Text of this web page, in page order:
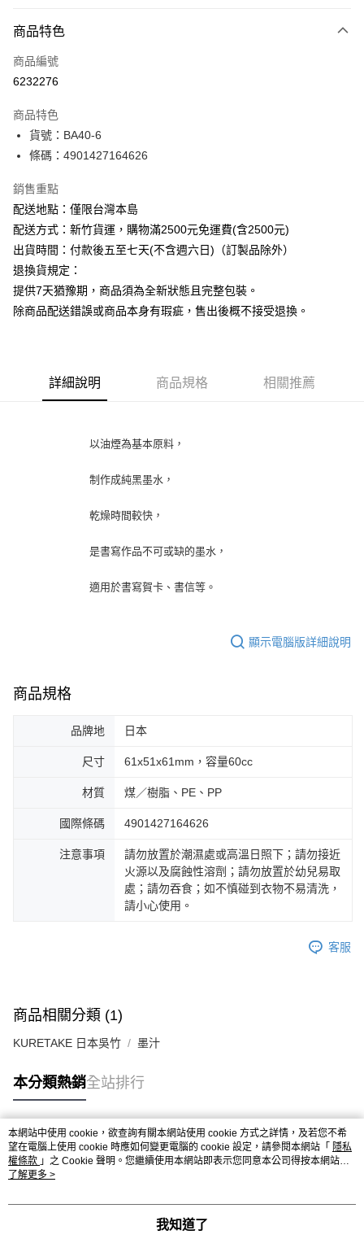
信用卡一次付款
Apple Pay
悠遊付
ATM付款
運送方式
下單前請先詢問庫存
每筆NT$130，滿NT$2,500(含以上)免運費
商品特色
商品編號
6232276
商品特色
貨號：BA40-6
條碼：4901427164626
銷售重點
配送地點：僅限台灣本島
配送方式：新竹貨運，購物滿2500元免運費(含2500元)
出貨時間：付款後五至七天(不含週六日)（訂製品除外）
退換貨規定：
提供7天猶豫期，商品須為全新狀態且完整包裝。
除商品配送錯誤或商品本身有瑕疵，售出後概不接受退換。
詳細說明 商品規格 相關推薦
以油煙為基本原料，
制作成純黑墨水，
乾燥時間較快，
是書寫作品不可或缺的墨水，
適用於書寫賀卡、書信等。
顯示電腦版詳細說明
商品規格
品牌地 日本
尺寸 61x51x61mm，容量60cc
材質 煤／樹脂、PE、PP
國際條碼 4901427164626
注意事項
請勿放置於潮濕處或高溫日照下；請勿接近
火源以及腐蝕性溶劑；請勿放置於幼兒易取
處；請勿吞食；如不慎碰到衣物不易清洗，
請小心使用。
客服
商品相關分類 (1)
KURETAKE 日本吳竹 墨汁
本分類熱銷全站排行
熱門標籤
本網站中使用 cookie，欲查詢有關本網站使用 cookie 方式之詳情，及若您不希
望在電腦上使用 cookie 時應如何變更電腦的 cookie 設定，請參閱本網站「 隱私
權條款 」之 Cookie 聲明。您繼續使用本網站即表示您同意本公司得按本網站使
用條款之 Cookie 聲明使用 cookie。
了解更多 >
我知道了